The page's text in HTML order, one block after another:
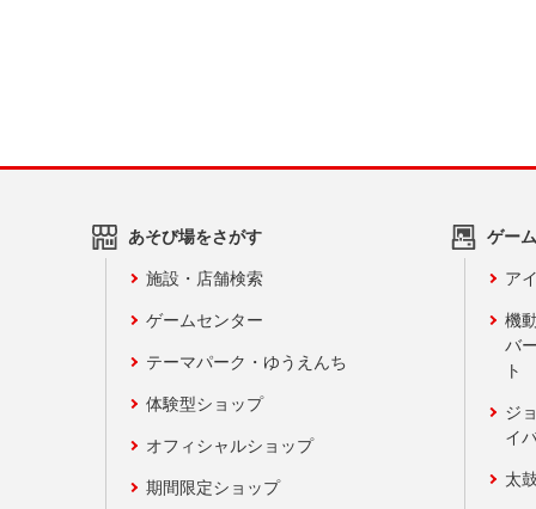
あそび場をさがす
施設・店舗検索
ゲームセンター
テーマパーク・ゆうえんち
体験型ショップ
オフィシャルショップ
期間限定ショップ
ゲー
ア
機
バ
ト
ジ
イ
太